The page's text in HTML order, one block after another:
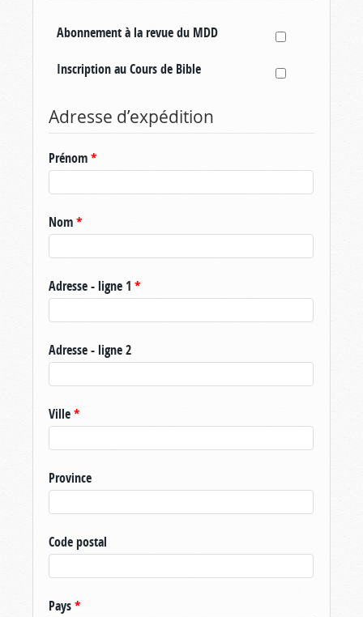
Abonnement à la revue du MDD
Inscription au Cours de Bible
Adresse d’expédition
Prénom*
Nom*
Adresse - ligne 1 *
Adresse - ligne 2
Ville*
Province
Code postal
Pays*